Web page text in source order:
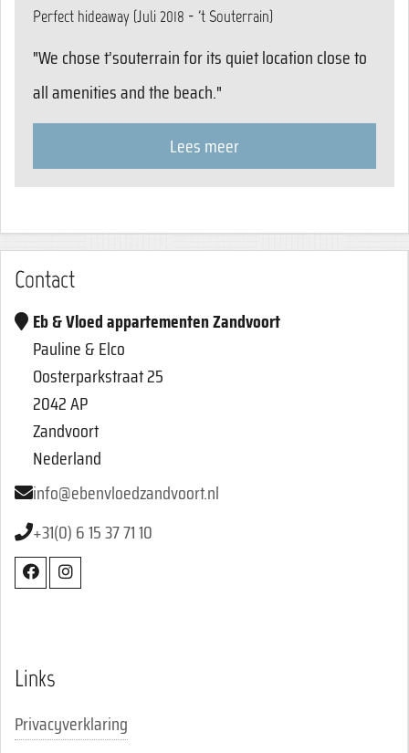
Perfect hideaway (Juli 2018 - 't Souterrain)
"We chose t’souterrain for its quiet location close to
all amenities and the beach."
Lees meer
Contact
Eb & Vloed appartementen Zandvoort
Pauline & Elco
Oosterparkstraat 25
2042 AP
Zandvoort
Nederland
info@ebenvloedzandvoort.nl
+31(0) 6 15 37 71 10
Links
Privacyverklaring